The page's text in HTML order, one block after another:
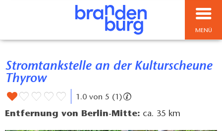
MENÜ
Stromtankstelle an der Kulturscheune
Thyrow
1.0 von 5 (1)
Entfernung von Berlin-Mitte: ca. 35 km